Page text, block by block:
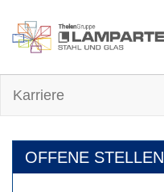
Karriere
OFFENE STELLEN